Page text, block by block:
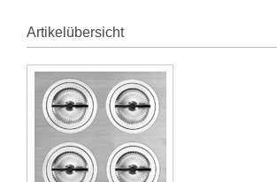
Artikelübersicht